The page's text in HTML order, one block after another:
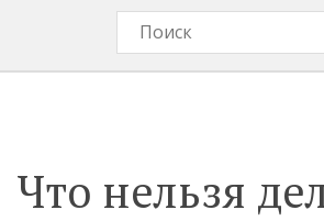
Что нельзя